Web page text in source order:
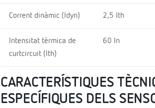
Corrent dinàmic (Idyn) 2,5 Ith
Intensitat tèrmica de
curtcircuit (Ith)
60 In
CARACTERÍSTIQUES
ESPECÍFIQUES DELS